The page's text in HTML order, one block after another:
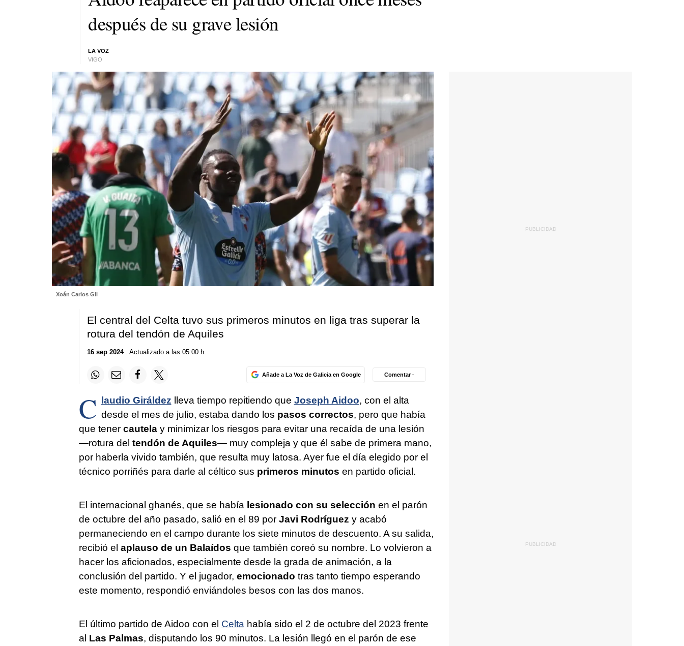
después de su grave lesión
LA VOZ
VIGO
Xoán Carlos Gil
El central del Celta tuvo sus primeros minutos en liga tras superar la
rotura del tendón de Aquiles
16 sep 2024. Actualizado a las 05:00 h.
Añade a La Voz de Galicia en Google Comentar ·
C laudio Giráldez lleva tiempo repitiendo que Joseph Aidoo, con el alta
desde el mes de julio, estaba dando los pasos correctos, pero que había
que tener cautelay minimizar los riesgos para evitar una recaída de una lesión
—rotura del tendón de Aquiles— muy compleja y que él sabe de primera mano,
por haberla vivido también, que resulta muy latosa. Ayer fue el día elegido por el
técnico porriñés para darle al céltico sus primeros minutos en partido oficial.
El internacional ghanés, que se había lesionado con su selección en el parón
de octubre del año pasado, salió en el 89 por Javi Rodríguez y acabó
permaneciendo en el campo durante los siete minutos de descuento. A su salida,
recibió el aplauso de un Balaídos que también coreó su nombre. Lo volvieron a
hacer los aficionados, especialmente desde la grada de animación, a la
conclusión del partido. Y el jugador, emocionado tras tanto tiempo esperando
este momento, respondió enviándoles besos con las dos manos.
El último partido de Aidoo con el Celta había sido el 2 de octubre del 2023 frente
al Las Palmas, disputando los 90 minutos. La lesión llegó en el parón de ese